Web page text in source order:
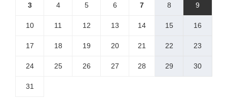
3 4 5 6 7 8 9
10 11 12 13 14 15 16
17 18 19 20 21 22 23
24 25 26 27 28 29 30
31